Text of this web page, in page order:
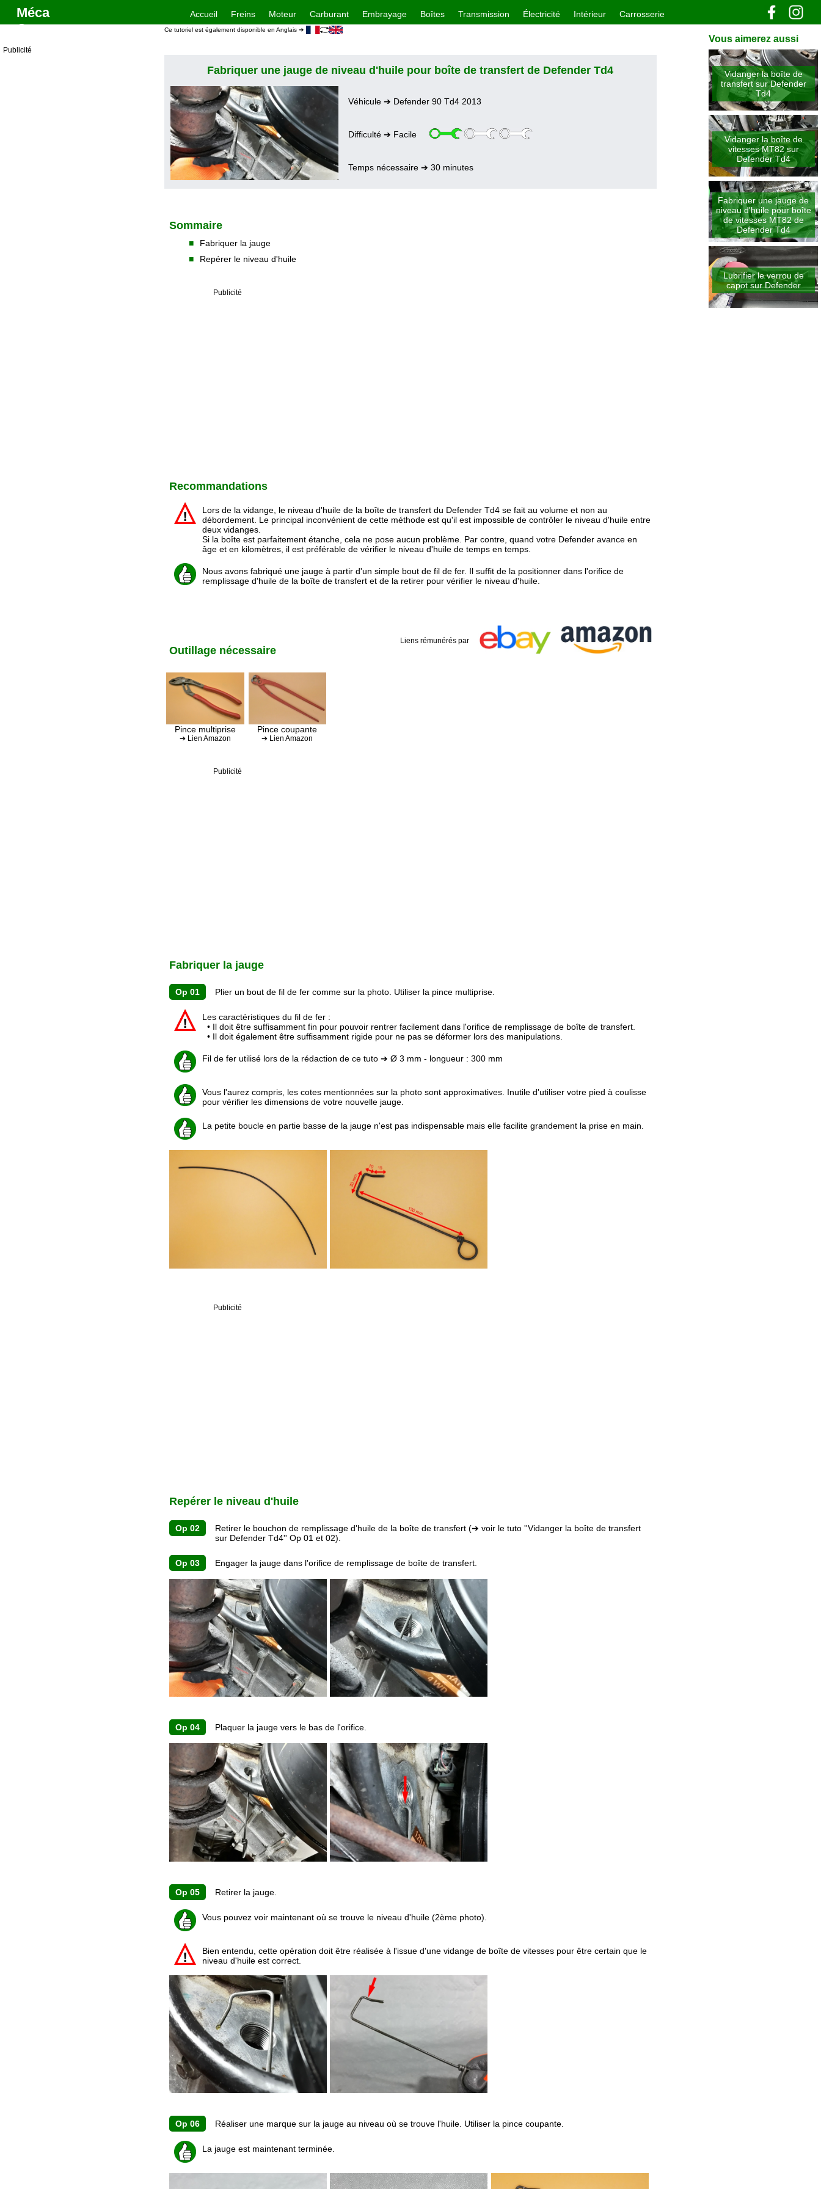
Méca
One
Accueil Freins Moteur Carburant Embrayage Boîtes Transmission Électricité Intérieur Carrosserie
Boîtes > Fabriquer une jauge de niveau d'huile pour boîte de transfert de Defender Td4
Publicité
Ce tutoriel est également disponible en Anglais ➔
Fabriquer une jauge de niveau d'huile pour boîte de transfert de Defender Td4
Véhicule ➔ Defender 90 Td4 2013
Difficulté ➔ Facile
Temps nécessaire ➔ 30 minutes
Sommaire
■
Fabriquer la jauge
■
Repérer le niveau d'huile
Publicité
Recommandations
Lors de la vidange, le niveau d'huile de la boîte de transfert du Defender Td4 se fait au volume et non au
débordement. Le principal inconvénient de cette méthode est qu'il est impossible de contrôler le niveau d'huile entre
deux vidanges.
Si la boîte est parfaitement étanche, cela ne pose aucun problème. Par contre, quand votre Defender avance en
âge et en kilomètres, il est préférable de vérifier le niveau d'huile de temps en temps.
Nous avons fabriqué une jauge à partir d'un simple bout de fil de fer. Il suffit de la positionner dans l'orifice de
remplissage d'huile de la boîte de transfert et de la retirer pour vérifier le niveau d'huile.
Outillage nécessaire
Liens rémunérés par
Pince multiprise
➔ Lien Amazon
Pince coupante
➔ Lien Amazon
Publicité
Fabriquer la jauge
Op 01 Plier un bout de fil de fer comme sur la photo. Utiliser la pince multiprise.
Les caractéristiques du fil de fer :
• Il doit être suffisamment fin pour pouvoir rentrer facilement dans l'orifice de remplissage de boîte de transfert.
• Il doit également être suffisamment rigide pour ne pas se déformer lors des manipulations.
Fil de fer utilisé lors de la rédaction de ce tuto ➔ Ø 3 mm - longueur : 300 mm
Vous l'aurez compris, les cotes mentionnées sur la photo sont approximatives. Inutile d'utiliser votre pied à coulisse
pour vérifier les dimensions de votre nouvelle jauge.
La petite boucle en partie basse de la jauge n'est pas indispensable mais elle facilite grandement la prise en main.
Publicité
Repérer le niveau d'huile
Op 02 Retirer le bouchon de remplissage d'huile de la boîte de transfert (➔ voir le tuto ''Vidanger la boîte de transfert
sur Defender Td4'' Op 01 et 02).
Op 03 Engager la jauge dans l'orifice de remplissage de boîte de transfert.
Op 04 Plaquer la jauge vers le bas de l'orifice.
Op 05 Retirer la jauge.
Vous pouvez voir maintenant où se trouve le niveau d'huile (2ème photo).
Bien entendu, cette opération doit être réalisée à l'issue d'une vidange de boîte de vitesses pour être certain que le
niveau d'huile est correct.
Op 06 Réaliser une marque sur la jauge au niveau où se trouve l'huile. Utiliser la pince coupante.
La jauge est maintenant terminée.
Vous aimerez aussi
Vidanger la boîte de
transfert sur Defender
Td4
Vidanger la boîte de
vitesses MT82 sur
Defender Td4
Fabriquer une jauge de
niveau d'huile pour boîte
de vitesses MT82 de
Defender Td4
Lubrifier le verrou de
capot sur Defender